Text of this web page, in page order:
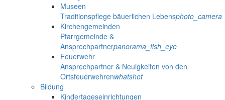
Museen
Traditionspflege bäuerlichen Lebensphoto_camera
Kirchengemeinden
Pfarrgemeinde &
Ansprechpartnerpanorama_fish_eye
Feuerwehr
Ansprechpartner & Neuigkeiten von den
Ortsfeuerwehrenwhatshot
Bildung
Kindertageseinrichtungen